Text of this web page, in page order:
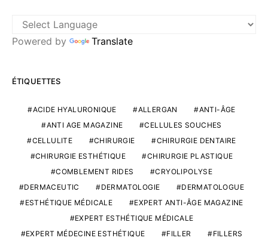
Powered by Translate
ÉTIQUETTES
ACIDE HYALURONIQUE ALLERGAN
ANTI-ÂGE
ANTI AGE MAGAZINE
CELLULES SOUCHES
CELLULITE
CHIRURGIE
CHIRURGIE DENTAIRE
CHIRURGIE ESTHÉTIQUE
CHIRURGIE PLASTIQUE
COMBLEMENT RIDES
CRYOLIPOLYSE
DERMACEUTIC
DERMATOLOGIE
DERMATOLOGUE
ESTHÉTIQUE MÉDICALE
EXPERT ANTI-ÂGE MAGAZINE
EXPERT ESTHÉTIQUE MÉDICALE
EXPERT MÉDECINE ESTHÉTIQUE
FILLER
FILLERS